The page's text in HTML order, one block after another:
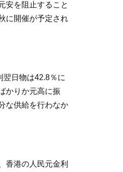
安を阻止すること
に開催が予定され
日物は42.8％に
かりか元高に振
な供給を行わなか
香港の人民元金利